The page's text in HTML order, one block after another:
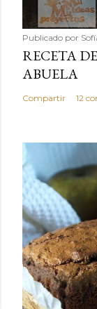
Publicado por
RECETA
ABUELA
Compartir 12